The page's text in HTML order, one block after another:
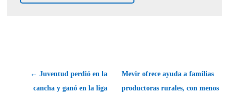
← Juventud perdió en la
cancha y ganó en la liga
Mevir ofrece ayuda a familias
productoras rurales, con menos